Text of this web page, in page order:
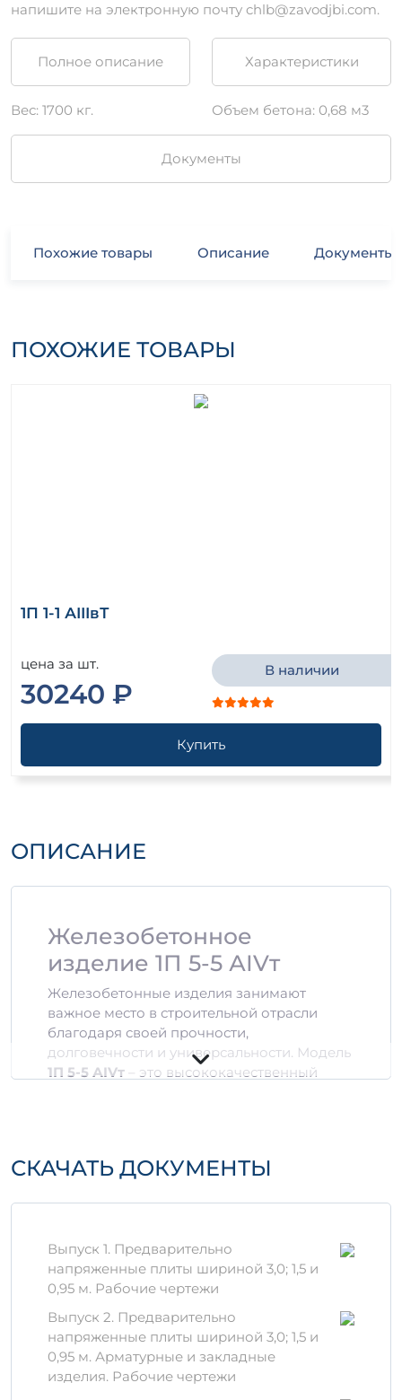
напишите на электронную почту chlb@zavodjbi.com.
Полное описание Характеристики
Вес: 1700 кг. Объем бетона: 0,68 м3
Документы
Похожие товары Описание Документы
ПОХОЖИЕ ТОВАРЫ
1П 1-1 АIIIвТ
цена за шт.
30240 ₽
В наличии
Купить
ОПИСАНИЕ
Железобетонное
изделие 1П 5-5 АIVт
Железобетонные изделия занимают
важное место в строительной отрасли
благодаря своей прочности,
долговечности и универсальности. Модель
1П 5-5 АIVт – это высококачественный
характеристики
Объем:0,68 м – 2,0757 м
Форма:Плита, разработанная для
использования в различных
строительных проектах
Применение
Изделие
находит широкое
применение в:
СКАЧАТЬ ДОКУМЕНТЫ
Выпуск 1. Предварительно
напряженные плиты шириной 3,0; 1,5 и
0,95 м. Рабочие чертежи
Выпуск 2. Предварительно
напряженные плиты шириной 3,0; 1,5 и
0,95 м. Арматурные и закладные
изделия. Рабочие чертежи